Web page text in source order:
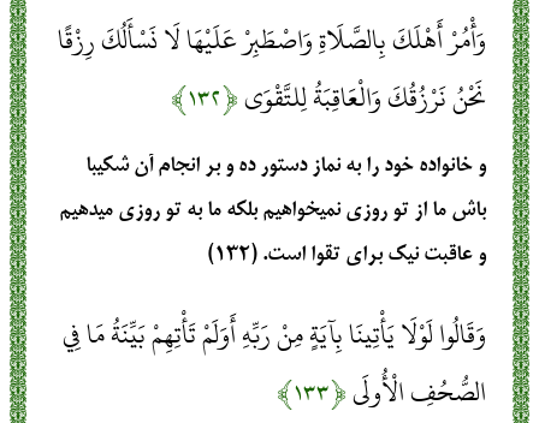
وَأْمُرْ أَهْلَكَ بِالصَّلَاةِ وَاصْطَبِرْ عَلَيْهَا لَا نَسْأَلُكَ رِزْقًا
نَحْنُ نَرْزُقُكَ وَالْعَاقِبَةُ لِلتَّقْوَى﴿۱۳۲﴾
و خانواده خود را به نماز دستور ده و بر انجام آن شكيبا
باش ما از تو روزي نمي‏خواهيم بلكه ما به تو روزي ميدهيم
و عاقبت نيك براي تقوا است. (۱۳۲)
وَقَالُوا لَوْلَا يَأْتِينَا بِآيَةٍ مِنْ رَبِّهِ أَوَلَمْ تَأْتِهِمْ بَيِّنَةُ مَا فِي
الصُّحُفِ الْأُولَى﴿۱۳۳﴾